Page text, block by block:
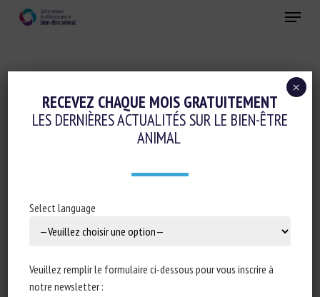
Menu
THÉMATIQUE :RELATION INTRA-ESPÈCE
social life in shaping positive animal
welfare in livestock species
Océane Schmitt, David Arney, Xavier Boivin, Anita
Koni, Camille Montalcini, Ruth C. Newberry, Céline
RECEVEZ CHAQUE MOIS GRATUITEMENT
LES DERNIÈRES ACTUALITÉS SUR LE BIEN-ÊTRE
ANIMAL
Select language
Veuillez remplir le formulaire ci-dessous pour vous inscrire à
notre newsletter :
×